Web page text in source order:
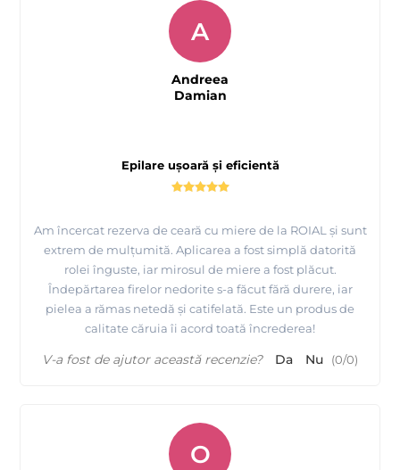
Epilare ușoară și eficientă
Am încercat rezerva de ceară cu miere de la ROIAL și sunt
extrem de mulțumită. Aplicarea a fost simplă datorită
rolei înguste, iar mirosul de miere a fost plăcut.
Îndepărtarea firelor nedorite s-a făcut fără durere, iar
pielea a rămas netedă și catifelată. Este un produs de
calitate căruia îi acord toată încrederea!
A
Andreea
Damian
V-a fost de ajutor această recenzie? Da Nu (0/0)
O